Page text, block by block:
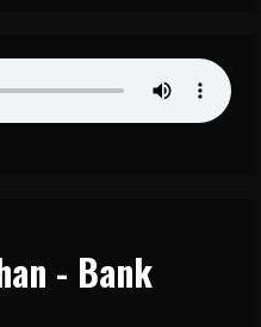
- Bank